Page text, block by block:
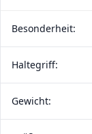
Besonderheit:
Haltegriff:
Gewicht: